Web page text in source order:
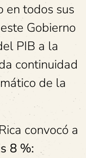
en todos sus
Gobierno
PIB a la
continuidad
de la
convocó a
8 %: